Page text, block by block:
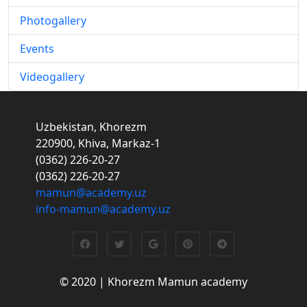
Photogallery
Events
Videogallery
Uzbekistan, Khorezm
220900, Khiva, Markaz-1
(0362) 226-20-27
(0362) 226-20-27
mamun@academy.uz
info-mamun@academy.uz
© 2020 | Khorezm Mamun academy